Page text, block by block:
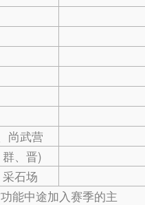
尚武营
、晋)
石场
能中途加入赛季的主